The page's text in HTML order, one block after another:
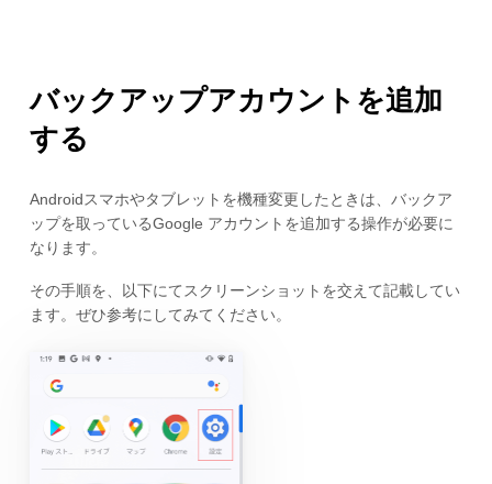
バックアップアカウントを追加
する
Androidスマホやタブレットを機種変更したときは、バックア
ップを取っているGoogle アカウントを追加する操作が必要に
なります。
その手順を、以下にてスクリーンショットを交えて記載してい
ます。ぜひ参考にしてみてください。